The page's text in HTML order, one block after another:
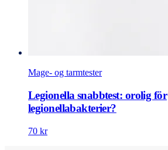
Mage- og tarmtester
Legionella snabbtest: orolig för
legionellabakterier?
70 kr